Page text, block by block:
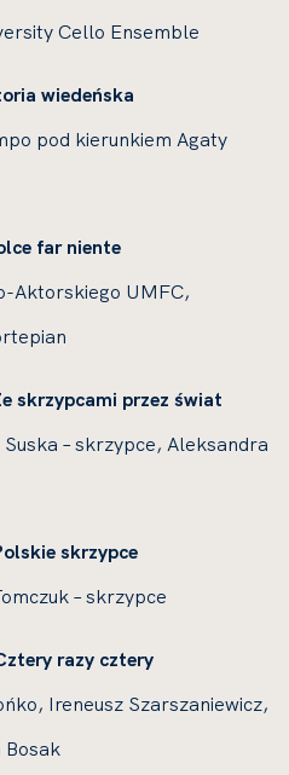
Cello Ensemble
wiedeńska
pod kierunkiem Agaty
far niente
Aktorskiego UMFC,
skrzypcami przez świat
– skrzypce, Aleksandra
skrzypce
– skrzypce
razy cztery
Ireneusz Szarszaniewicz,
Bosak